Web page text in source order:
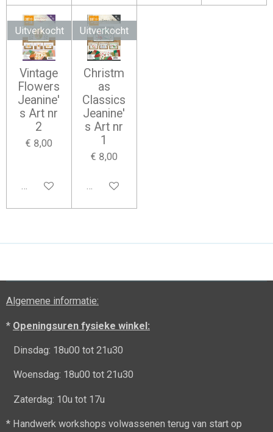
Uitverkocht
Vintage
Flowers
Jeanine'
s Art nr
2
€ 8,00
Houd mij op de hoogte
Uitverkocht
Christm
as
Classics
Jeanine'
s Art nr
1
€ 8,00
Houd mij op de hoogte
Algemene informatie:
* Openingsuren fysieke winkel:
Dinsdag: 18u00 tot 21u30
Woensdag: 18u00 tot 21u30
Zaterdag: 10u tot 17u
* Handwerk workshops volwassenen terug van start op